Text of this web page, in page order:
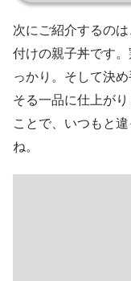
次にご紹介するの
付けの親子丼です
っかり。そして決
そる一品に仕上が
ことで、いつもと
ね。